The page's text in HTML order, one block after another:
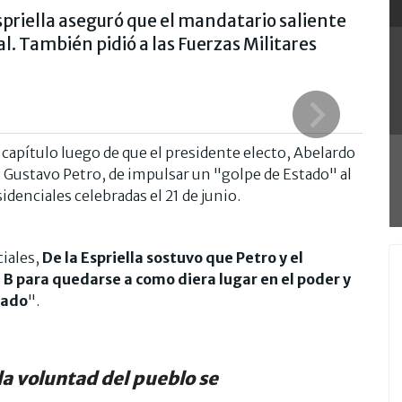
aseguró que el mandatario saliente
También pidió a las Fuerzas Militares
luego de que el presidente electo, Abelardo
Petro, de impulsar un "golpe de Estado" al
celebradas el 21 de junio.
De la Espriella sostuvo que Petro y el
para quedarse a como diera lugar en el poder y
".
voluntad del pueblo se